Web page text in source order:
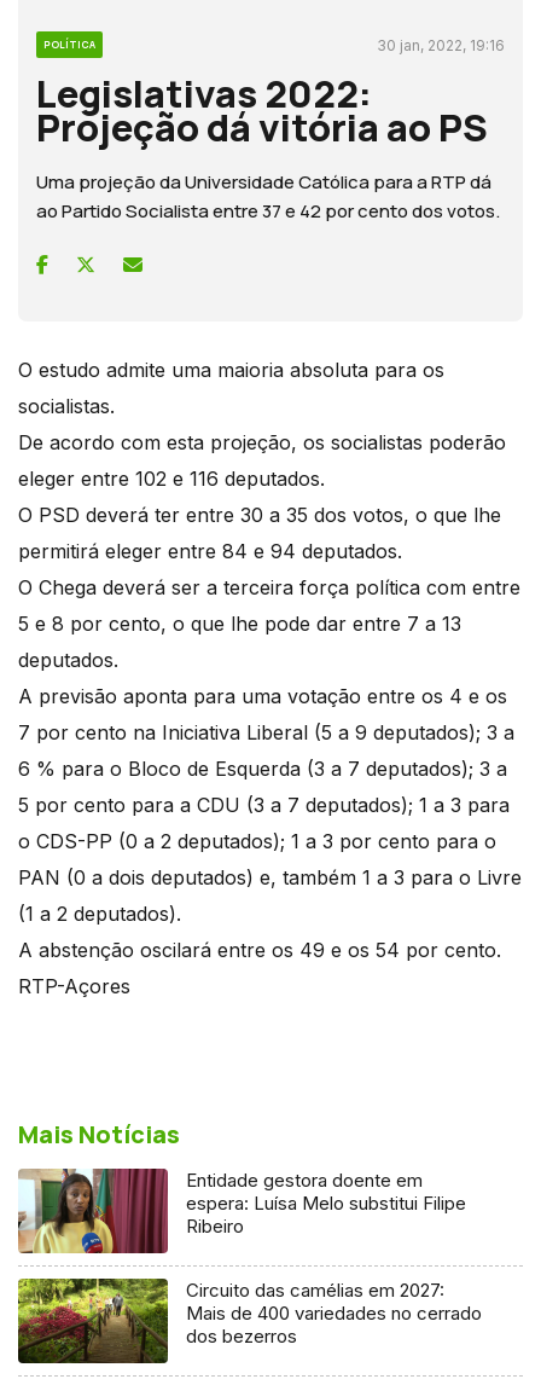
POLÍTICA 30 jan, 2022, 19:16
Legislativas 2022:
Projeção dá vitória ao PS
Uma projeção da Universidade Católica para a RTP dá
ao Partido Socialista entre 37 e 42 por cento dos votos.
O estudo admite uma maioria absoluta para os
socialistas.
De acordo com esta projeção, os socialistas poderão
eleger entre 102 e 116 deputados.
O PSD deverá ter entre 30 a 35 dos votos, o que lhe
permitirá eleger entre 84 e 94 deputados.
O Chega deverá ser a terceira força política com entre
5 e 8 por cento, o que lhe pode dar entre 7 a 13
deputados.
A previsão aponta para uma votação entre os 4 e os
7 por cento na Iniciativa Liberal (5 a 9 deputados); 3 a
6 % para o Bloco de Esquerda (3 a 7 deputados); 3 a
5 por cento para a CDU (3 a 7 deputados); 1 a 3 para
o CDS-PP (0 a 2 deputados); 1 a 3 por cento para o
PAN (0 a dois deputados) e, também 1 a 3 para o Livre
(1 a 2 deputados).
A abstenção oscilará entre os 49 e os 54 por cento.
RTP-Açores
Mais Notícias
Entidade gestora doente em
espera: Luísa Melo substitui Filipe
Ribeiro
Circuito das camélias em 2027:
Mais de 400 variedades no cerrado
dos bezerros